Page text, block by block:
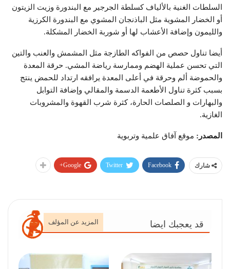
السلطات الغنية بالألياف كسلطة الجرجير مع البندورة وزيت الزيتون
أو الخضار المشوية مثل الباذنجان المشوي مع البندورة الكرزية
والليمون وإضافة الأعشاب لها أو شوربة الخضار المشكلة.
أيضا تناول حصص من الفواكه الطازجة مثل المشمش والعنب والتين
التي تحسن عملية الهضم وممارسة رياضة المشي. حرقة المعدة
والحموضة ألم وحرقة في أعلى المعدة يرافقه ارتداد للحمض ينتج
بسبب كثرة تناول الأطعمة الدسمة والمقالي وإضافة التوابل
والبهارات و الصلصات الحارة، كثرة شرب القهوة والمشروبات
الغازية.
المصدر: موقع آفاق علمية وتربوية
شارك Facebook
Twitter
Google+
قد يعجبك ايضا المزيد عن المؤلف